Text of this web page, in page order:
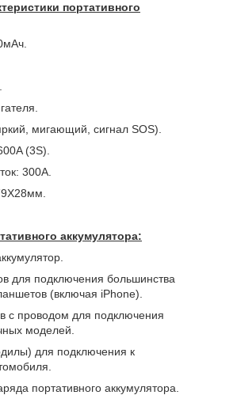
портативного
мигающий, сигнал SOS).
(3S).
300A.
аккумулятора:
для подключения большинства
(включая iPhone).
с проводом для подключения
моделей.
для подключения к
портативного аккумулятора.